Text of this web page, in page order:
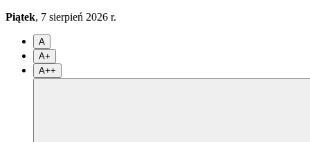
Piątek, 7 sierpień 2026 r.
A
A+
A++